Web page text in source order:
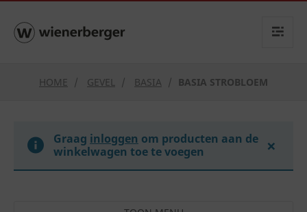
text.skipToContent
text.skipToNavigation
HOME GEVEL BASIA BASIA STROBLOEM
Graag inloggen om producten aan de
winkelwagen toe te voegen
×